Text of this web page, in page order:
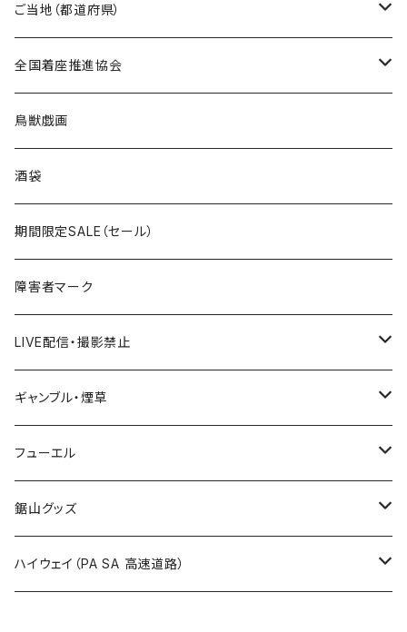
トートバッグ
国道0～99号線
国道100～199号線
国道600～699号線
国道700～799号線
Tシャツ
キャップ
ステッカー
ROUTE 0～99号線
ROUTE100～199号線
ROUTE600～699号線
ROUTE700～799号線
Tシャツ
ROUTE 0～99号線
ROUTE 100～199号線
ROUTE 600～699号線
ROUTE 700～799号線
キャップ
ROUTE 0～99号線
ROUTE 100～199号線
ROUTE 600～699号線
ROUTE 700～799号線
ご当地（都道府県）
北海道
青森県
岩手県
宮城県
秋田県
Tシャツ
ステッカー
山形県
福島県
茨城県
栃木県
群馬県
全国着座推進協会
ステッカー
鳥獣戯画
酒袋
期間限定SALE（セール）
障害者マーク
LIVE配信・撮影禁止
LIVE配信禁止
撮影禁止
ギャンブル・煙草
ホテルキーホルダー
たばこ・禁煙ステッカー
フューエル
ステッカー
鋸山グッズ
Tシャツ
ハイウェイ（PA SA 高速道路）